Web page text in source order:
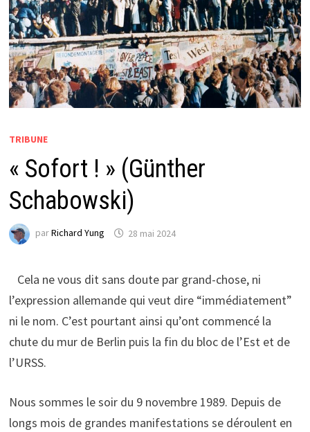
TRIBUNE
« Sofort ! » (Günther
Schabowski)
parRichard Yung 28 mai 2024
Cela ne vous dit sans doute par grand-chose, ni
l’expression allemande qui veut dire “immédiatement”
ni le nom. C’est pourtant ainsi qu’ont commencé la
chute du mur de Berlin puis la fin du bloc de l’Est et de
l’URSS.
Nous sommes le soir du 9 novembre 1989. Depuis de
longs mois de grandes manifestations se déroulent en